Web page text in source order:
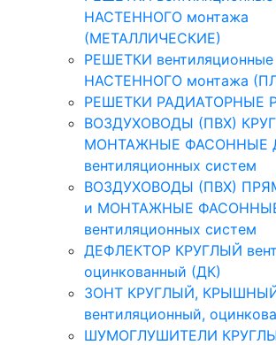
НАСТЕННОГО монтажа
(МЕТАЛЛИЧЕСКИЕ)
РЕШЕТКИ вентиляционные
НАСТЕННОГО монтажа
РЕШЕТКИ РАДИАТОРНЫЕ
ВОЗДУХОВОДЫ (ПВХ)
МОНТАЖНЫЕ ФАСОННЫЕ
вентиляционных систем
ВОЗДУХОВОДЫ (ПВХ)
и МОНТАЖНЫЕ
вентиляционных систем
ДЕФЛЕКТОР КРУГЛЫЙ
оцинкованный (ДК)
ЗОНТ КРУГЛЫЙ,
вентиляционный,
ШУМОГЛУШИТЕЛИ